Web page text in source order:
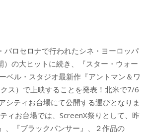
バロセロナで行われたシネ・ヨーロッパ
の大ヒットに続き、『スター・ウォー
ベル・スタジオ最新作『アントマン＆ワ
ス）で上映することを発表！北米で7/6
シティお台場にて公開する運びとなりま
ィお台場では、ScreenX祭りとして、昨
、『ブラックパンサー』、２作品の